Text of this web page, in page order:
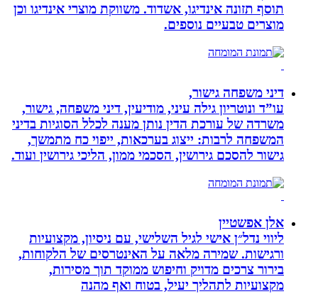
תוסף תזונה אינדיגו, אשדוד. משווקת מוצרי אינדיגו וכן
מוצרים טבעיים נוספים.
דיני משפחה גישור,
עו”ד ונוטריון גילה עיני, מודיעין, דיני משפחה, גישור,
משרדה של עורכת הדין נותן מענה לכלל הסוגיות בדיני
המשפחה לרבות: ייצוג בערכאות, ייפוי כח מתמשך,
גישור להסכם גירושין, הסכמי ממון, הליכי גירושין ועוד.
אלן אפשטיין
ליווי נדל״ן אישי לגיל השלישי, עם ניסיון, מקצועיות
ורגישות. שמירה מלאה על האינטרסים של הלקוחות,
בירור צרכים מדויק וחיפוש ממוקד תוך מסירות,
מקצועיות לתהליך יעיל, בטוח ואף מהנה